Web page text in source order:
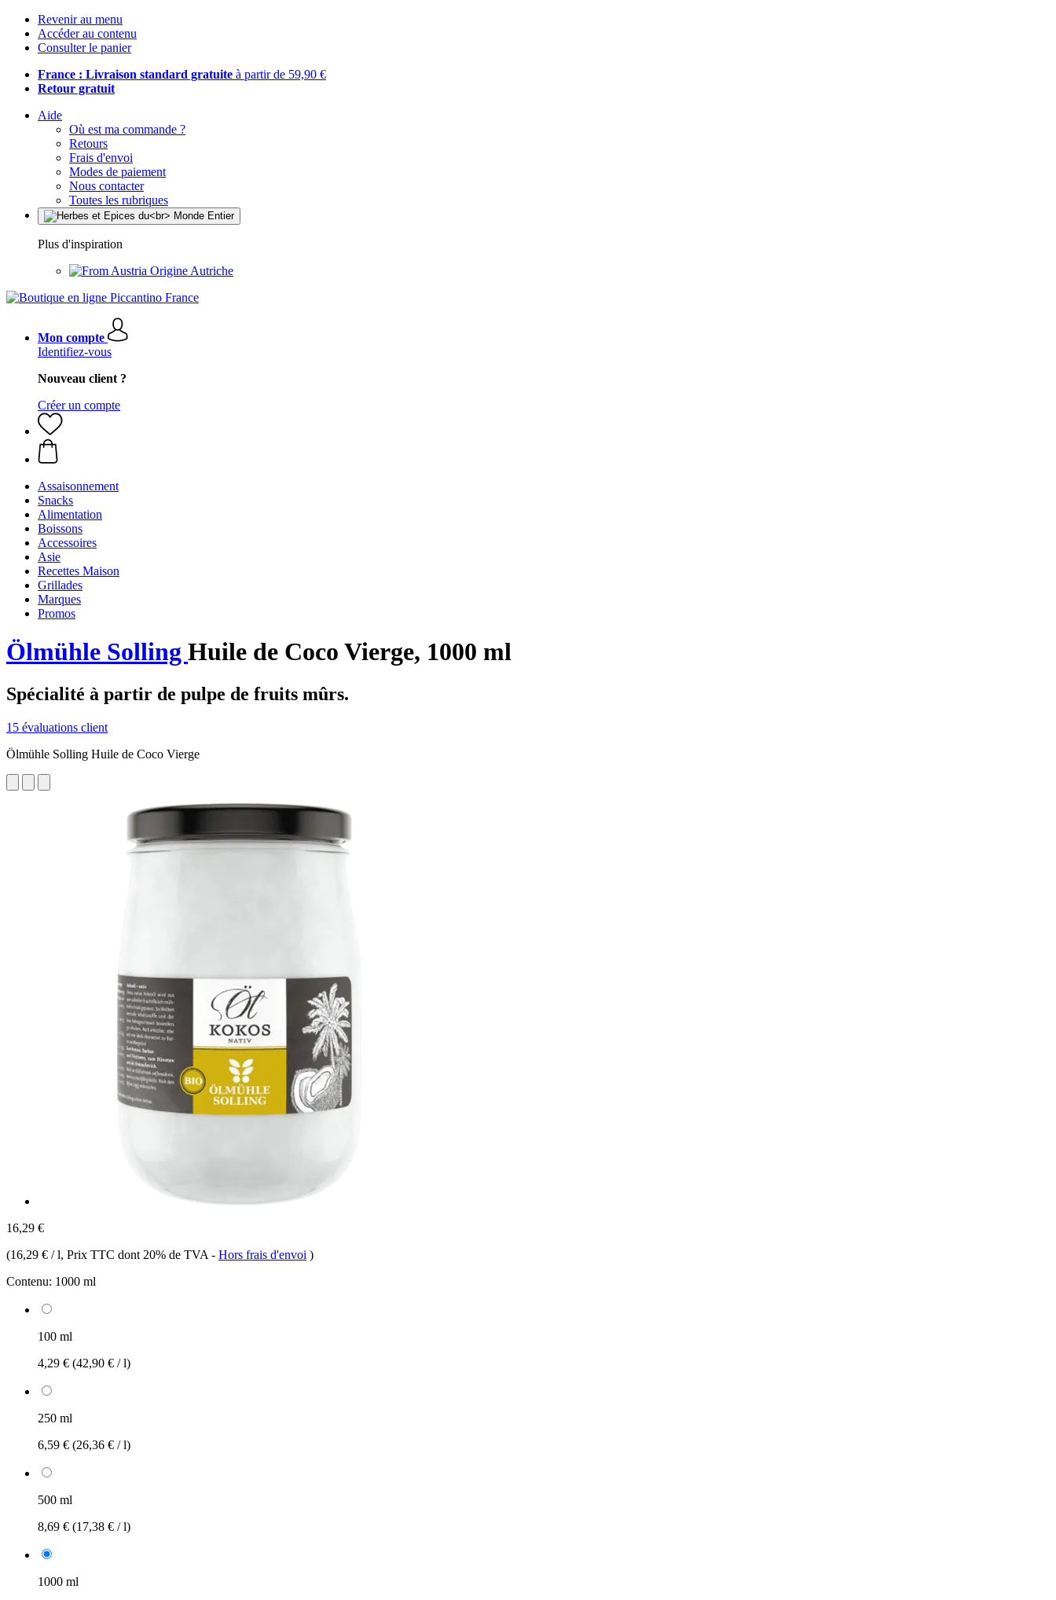
Revenir au menu
Accéder au contenu
Consulter le panier
France : Livraison standard gratuite à partir de 59,90 €
Retour gratuit
Aide
Où est ma commande ?
Retours
Frais d'envoi
Modes de paiement
Nous contacter
Toutes les rubriques
Plus d'inspiration
Origine Autriche
Mon compte
Identifiez-vous
Nouveau client ?
Créer un compte
Assaisonnement
Snacks
Alimentation
Boissons
Accessoires
Asie
Recettes Maison
Grillades
Marques
Promos
Ölmühle Solling Huile de Coco Vierge, 1000 ml
Spécialité à partir de pulpe de fruits mûrs.
15 évaluations client
Ölmühle Solling Huile de Coco Vierge
16,29 €
(16,29 € / l, Prix TTC dont 20% de TVA - Hors frais d'envoi )
Contenu: 1000 ml
100 ml
4,29 € (42,90 € / l)
250 ml
6,59 € (26,36 € / l)
500 ml
8,69 € (17,38 € / l)
1000 ml